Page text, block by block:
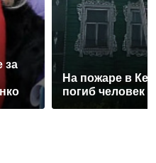
за
На пожаре в
погиб человек